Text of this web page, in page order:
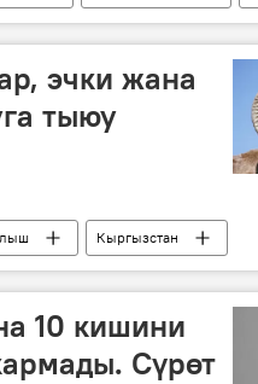
эчки жана
тыюу
Кыргызстан
10 кишини
Сүрөт